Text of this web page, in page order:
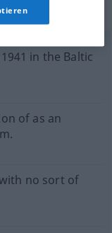
in the Baltic
of as an
no sort of